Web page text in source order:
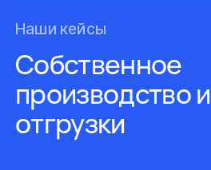
Наши кейсы
Собственное
производство и
отгрузки